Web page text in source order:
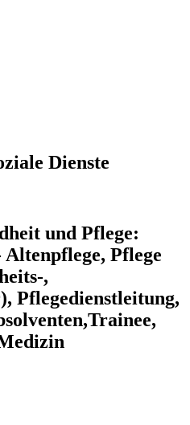
Dienste
und Pflege:
Pflege
,
Pflegedienstleitung,